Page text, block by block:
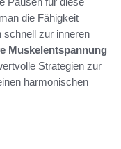
die Fähigkeit
schnell zur inneren
Muskelentspannung
Strategien zur
harmonischen